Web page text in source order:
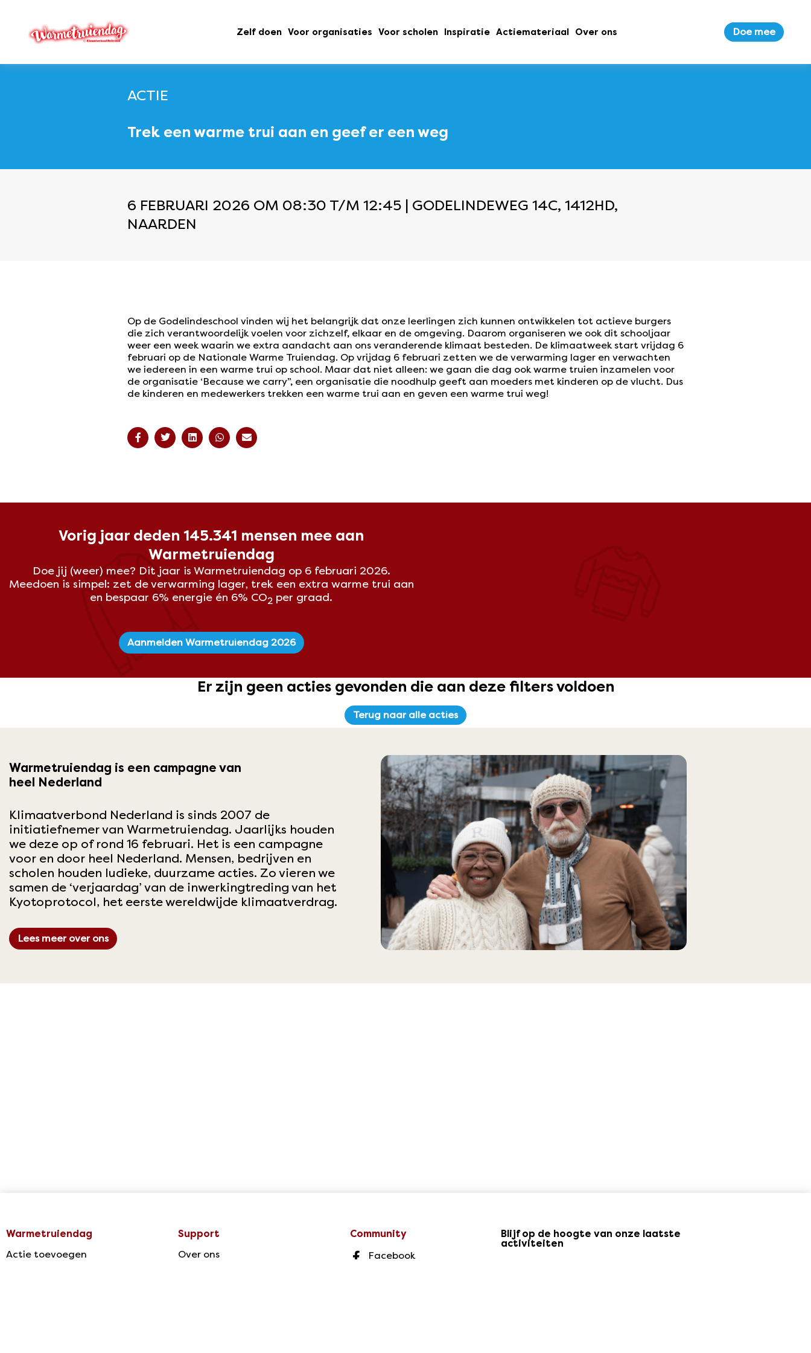
Zelf doen Voor organisaties Voor scholen Inspiratie Actiemateriaal Over ons Doe mee
ACTIE
Trek een warme trui aan en geef er een weg
6 FEBRUARI 2026 OM 08:30 T/M 12:45 | GODELINDEWEG 14C, 1412HD,
NAARDEN
Op de Godelindeschool vinden wij het belangrijk dat onze leerlingen zich kunnen ontwikkelen tot actieve burgers
die zich verantwoordelijk voelen voor zichzelf, elkaar en de omgeving. Daarom organiseren we ook dit schooljaar
weer een week waarin we extra aandacht aan ons veranderende klimaat besteden. De klimaatweek start vrijdag 6
februari op de Nationale Warme Truiendag. Op vrijdag 6 februari zetten we de verwarming lager en verwachten
we iedereen in een warme trui op school. Maar dat niet alleen: we gaan die dag ook warme truien inzamelen voor
de organisatie ‘Because we carry”, een organisatie die noodhulp geeft aan moeders met kinderen op de vlucht. Dus
de kinderen en medewerkers trekken een warme trui aan en geven een warme trui weg!
Vorig jaar deden 145.341 mensen mee aan
Warmetruiendag
Doe jij (weer) mee? Dit jaar is Warmetruiendag op 6 februari 2026.
Meedoen is simpel: zet de verwarming lager, trek een extra warme trui aan
en bespaar 6% energie én 6% CO2 per graad.
Aanmelden Warmetruiendag 2026
Er zijn geen acties gevonden die aan deze filters voldoen
Terug naar alle acties
Warmetruiendag is een campagne van
heel Nederland
Klimaatverbond Nederland is sinds 2007 de
initiatiefnemer van Warmetruiendag. Jaarlijks houden
we deze op of rond 16 februari. Het is een campagne
voor en door heel Nederland. Mensen, bedrijven en
scholen houden ludieke, duurzame acties. Zo vieren we
samen de ‘verjaardag’ van de inwerkingtreding van het
Kyotoprotocol, het eerste wereldwijde klimaatverdrag.
Lees meer over ons
Warmetruiendag
Actie toevoegen
Support
Over ons
Community
Facebook
Blijf op de hoogte van onze laatste
activiteiten